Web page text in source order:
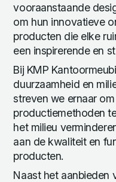
vooraanstaande
om hun innovatieve
producten die elke
een inspirerende en
Bij KMP
duurzaamheid en
streven we ernaar
productiemethoden
het milieu
aan de kwaliteit en
producten.
Naast het aanbieden